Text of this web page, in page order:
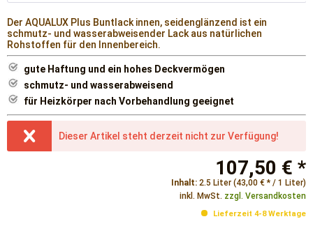
Der AQUALUX Plus Buntlack innen, seidenglänzend ist ein
schmutz- und wasserabweisender Lack aus natürlichen
Rohstoffen für den Innenbereich.
gute Haftung und ein hohes Deckvermögen
schmutz- und wasserabweisend
für Heizkörper nach Vorbehandlung geeignet
Dieser Artikel steht derzeit nicht zur Verfügung!
107,50 € *
Inhalt: 2.5 Liter (43,00 € * / 1 Liter)
inkl. MwSt. zzgl. Versandkosten
Lieferzeit 4-8 Werktage